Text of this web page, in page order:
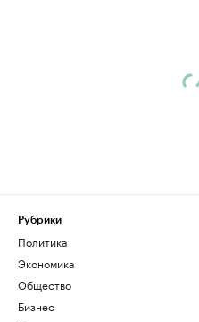
Рубрики
Политика
Экономика
Общество
Бизнес